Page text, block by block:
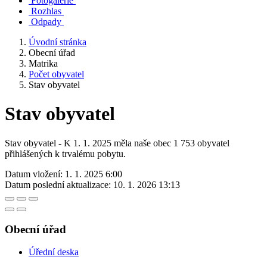
Rozhlas
Odpady
Úvodní stránka
Obecní úřad
Matrika
Počet obyvatel
Stav obyvatel
Stav obyvatel
Stav obyvatel - K 1. 1. 2025 měla naše obec 1 753 obyvatel
přihlášených k trvalému pobytu.
Datum vložení: 1. 1. 2025 6:00
Datum poslední aktualizace: 10. 1. 2026 13:13
Obecní úřad
Úřední deska